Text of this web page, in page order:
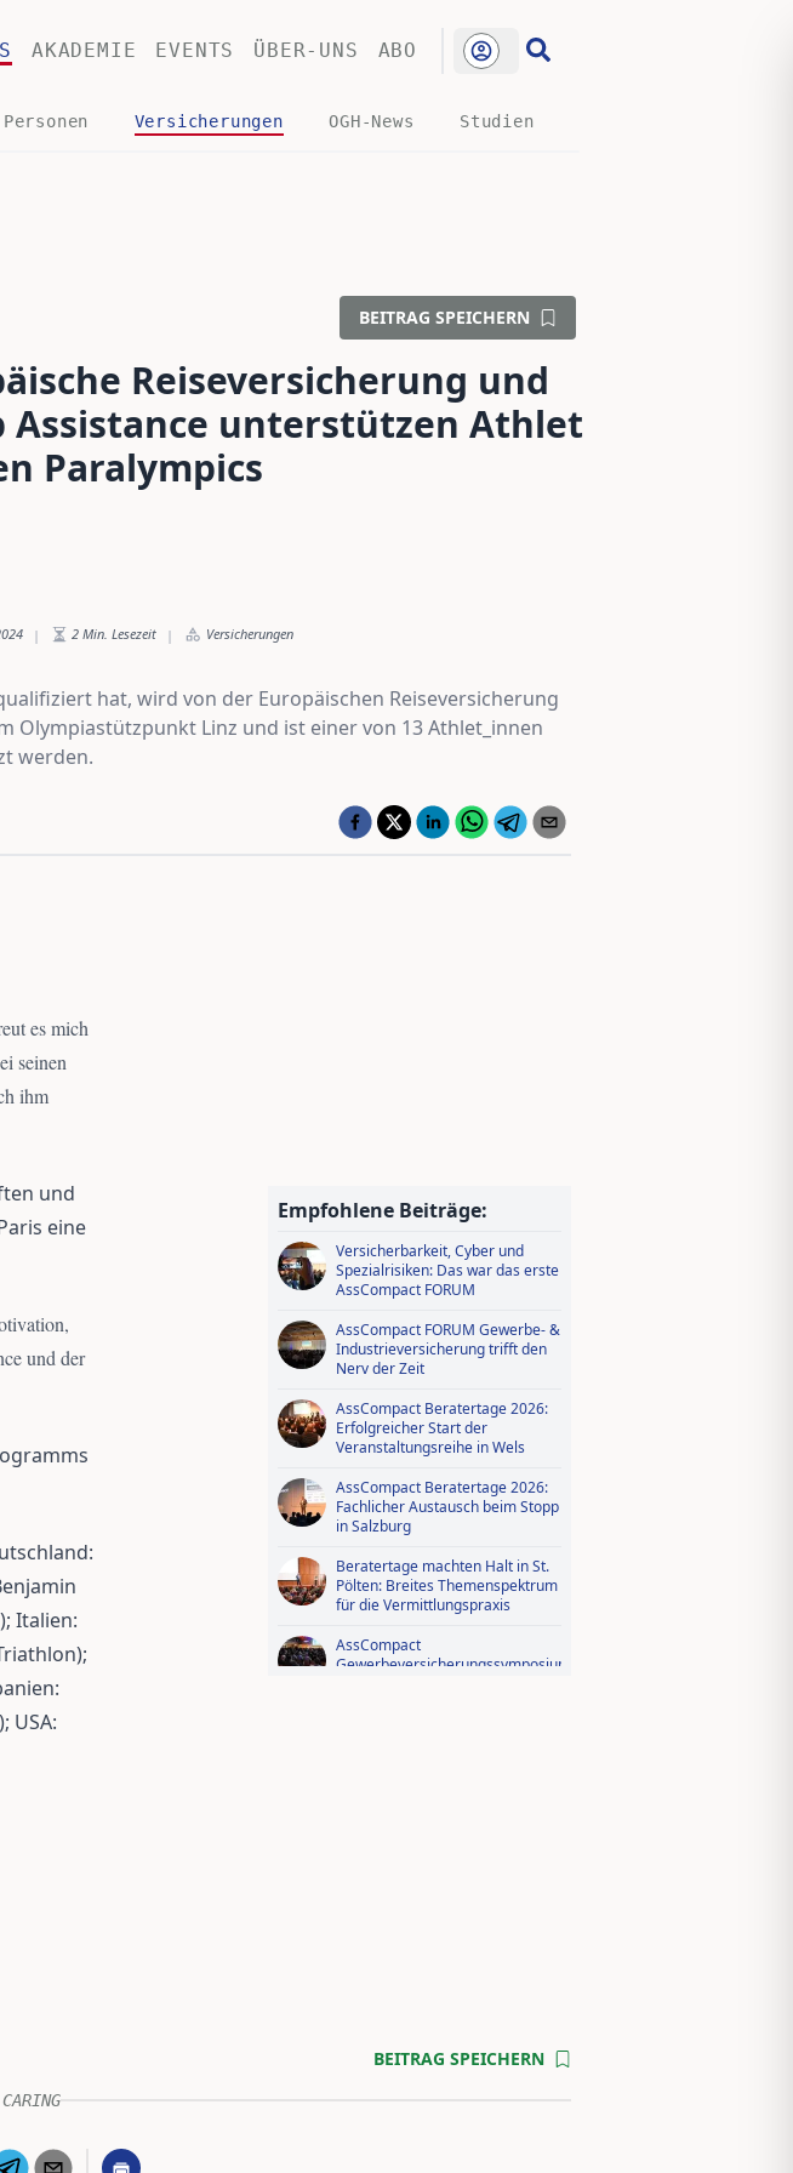
AKADEMIE EVENTS ÜBER-UNS ABO
Personen Versicherungen OGH-News Studien
BEITRAG SPEICHERN
Reiseversicherung und
Assistance unterstützen Athlet
Paralympics
| 2 Min. Lesezeit | Versicherungen
hat, wird von der Europäischen Reiseversicherung
Olympiastützpunkt Linz und ist einer von 13 Athlet_innen
werden.
es mich
seinen
ihm
und
eine
und der
Italien:
USA:
Empfohlene Beiträge:
AssCompact Live TV
Versicherbarkeit, Cyber und
Spezialrisiken: Das war das erste
AssCompact FORUM
AssCompact FORUM Gewerbe- &
Industrieversicherung trifft den
Nerv der Zeit
AssCompact Beratertage 2026:
Erfolgreicher Start der
Veranstaltungsreihe in Wels
AssCompact Beratertage 2026:
Fachlicher Austausch beim Stopp
in Salzburg
Beratertage machten Halt in St.
Pölten: Breites Themenspektrum
für die Vermittlungspraxis
AssCompact
Gewerbeversicherungssymposium
BEITRAG SPEICHERN